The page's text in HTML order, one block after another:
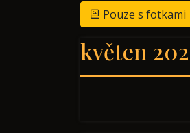
Pouze s fotkami
květen